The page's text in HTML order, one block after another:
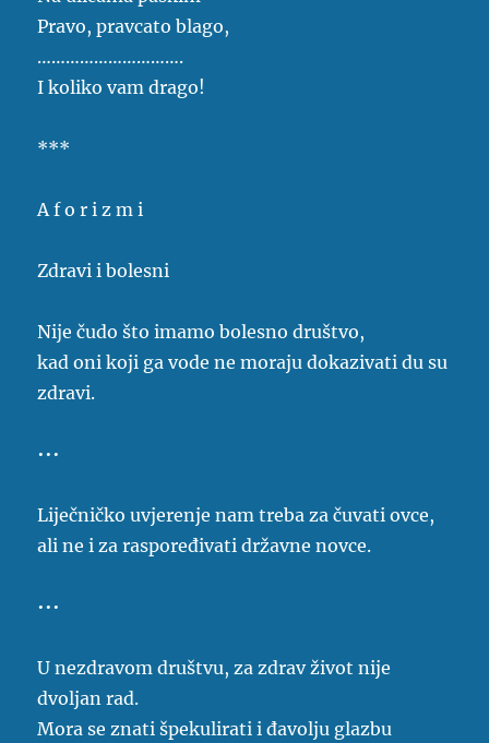
Pravo, pravcato blago,
………………………….
I koliko vam drago!
***
A f o r i z m i
Zdravi i bolesni
Nije čudo što imamo bolesno društvo,
kad oni koji ga vode ne moraju dokazivati du su
zdravi.
•••
Liječničko uvjerenje nam treba za čuvati ovce,
ali ne i za raspoređivati državne novce.
•••
U nezdravom društvu, za zdrav život nije
dvoljan rad.
Mora se znati špekulirati i đavolju glazbu